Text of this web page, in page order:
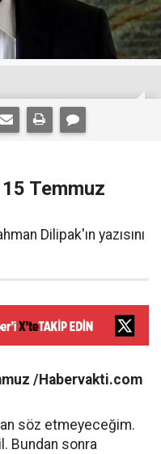
Temmuz
Dilipak'ın yazısını
/Habervakti.com
söz etmeyeceğim.
Bundan sonra